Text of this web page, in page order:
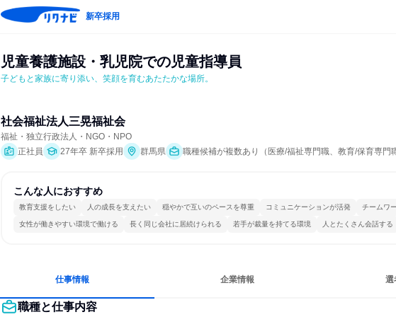
新卒採用
児童養護施設・乳児院での児童指導員
子どもと家族に寄り添い、笑顔を育むあたたかな場所。
社会福祉法人三晃福祉会
福祉・独立行政法人・NGO・NPO
正社員
27年卒 新卒採用 群馬県 職種候補が複数あり（医療/福祉専門職、教育/保育専門
こんな人におすすめ
教育支援をしたい 人の成長を支えたい 穏やかで互いのペースを尊重 コミュニケーションが活発 チームワ
女性が働きやすい環境で働ける 長く同じ会社に居続けられる 若手が裁量を持てる環境 人とたくさん会話する
仕事情報 企業情報 選
職種と仕事内容